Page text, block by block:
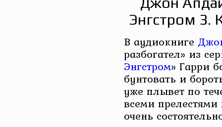
Энгстром 3.
В аудиокниге
разбогател» из
Энгстром» Гарри
бунтовать и
уже плывет по
всеми
очень